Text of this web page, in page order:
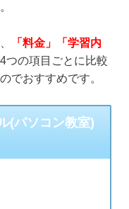
「料金」「学習内
つの項目ごとに比較
でおすすめです。
(パソコン教室)